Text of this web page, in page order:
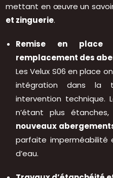
mettant en œuvre un
et zinguerie.
Remise en
remplacement des
Les Velux S06 en place
intégration dans la
intervention technique.
n’étant plus
nouveaux
parfaite
d’eau.